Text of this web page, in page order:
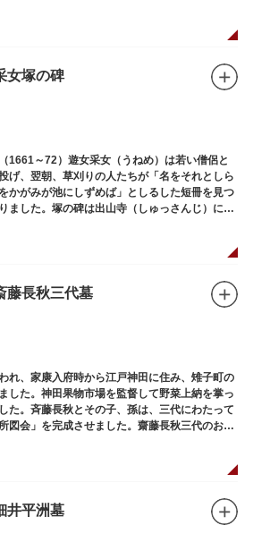
女塚の碑
1661～72）遊女采女（うねめ）は若い僧侶と
げ、翌朝、草刈りの人たちが「名をそれとしら
がみが池にしずめば」としるした短冊を見つ
ました。塚の碑は出山寺（しゅっさんじ）にあ
藤長秋三代墓
れ、家康入府時から江戸神田に住み、雉子町の
した。神田果物市場を監督して野菜上納を掌っ
た。斉藤長秋とその子、孫は、三代にわたって
図会」を完成させました。齋藤長秋三代のお墓
ります。
井平洲墓